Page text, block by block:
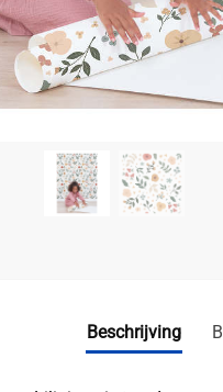
Beschrijving